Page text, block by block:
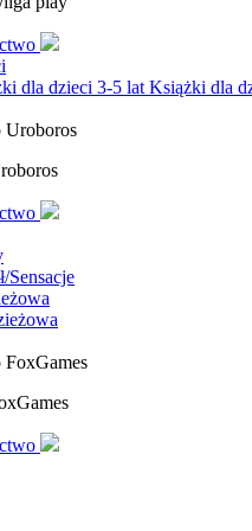
dla dzieci 3-5 lat Książki dla
Sensacje